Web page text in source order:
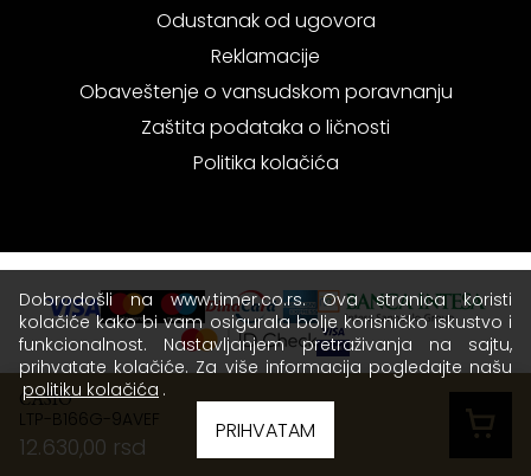
CASIO
LTP-B166G-9AVEF
12.630,00 rsd
Odustanak od ugovora
Reklamacije
Obaveštenje o vansudskom poravnanju
Zaštita podataka o ličnosti
Politika kolačića
Copyright © 2026 Timer - Sva prava zadržana.
Dobrodošli na www.timer.co.rs. Ova stranica koristi
kolačiće kako bi vam osigurala bolje korisničko iskustvo i
funkcionalnost. Nastavljanjem pretraživanja na sajtu,
prihvatate kolačiće. Za više informacija pogledajte našu
politiku kolačića .
PRIHVATAM